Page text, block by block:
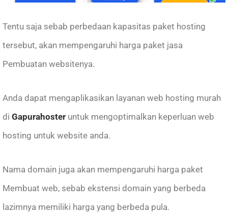
Tentu saja sebab perbedaan kapasitas paket hosting
tersebut, akan mempengaruhi harga paket jasa
Pembuatan websitenya.
Anda dapat mengaplikasikan layanan web hosting murah
di Gapurahoster untuk mengoptimalkan keperluan web
hosting untuk website anda.
Nama domain juga akan mempengaruhi harga paket
Membuat web, sebab ekstensi domain yang berbeda
lazimnya memiliki harga yang berbeda pula.